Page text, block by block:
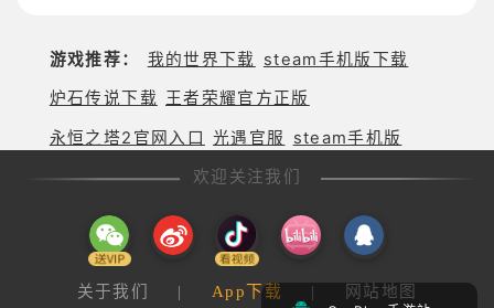
游戏推荐： 我的世界下载
steam手机版下载
炉石传说下载 王者荣耀官方正版
永恒之塔2官网入口 光遇官服
steam手机版
欢迎关注我们
关于我们 | App下载 | 网站地图